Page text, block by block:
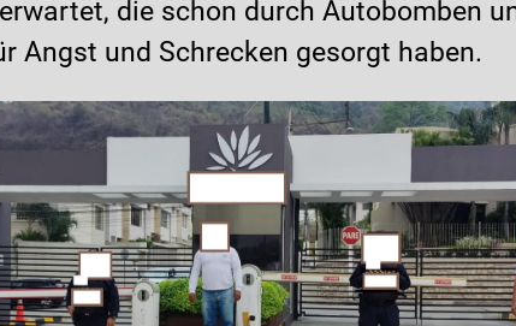
die schon durch Autobomben
Angst und Schrecken gesorgt haben.